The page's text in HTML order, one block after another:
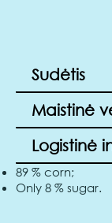
Sudėtis
Maistinė
Logistinė
89 % corn;
Only 8 % sugar.